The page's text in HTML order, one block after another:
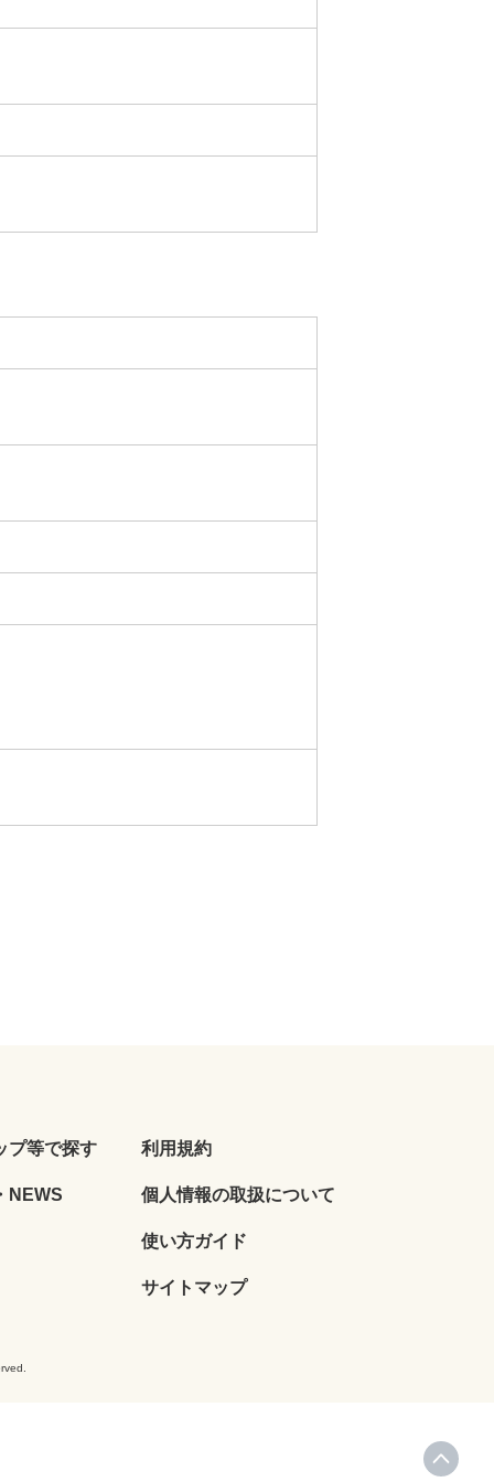
プ等で探す
NEWS
利用規約
個人情報の取扱について
使い方ガイド
サイトマップ